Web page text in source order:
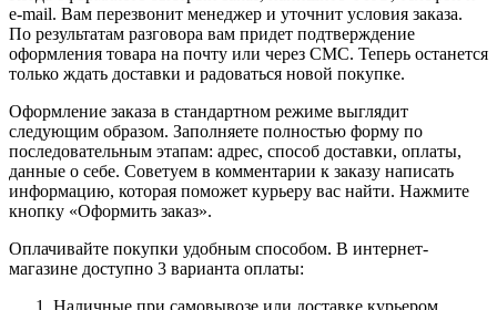
e-mail. Вам перезвонит менеджер и уточнит условия заказа.
По результатам разговора вам придет подтверждение
оформления товара на почту или через СМС. Теперь останется
только ждать доставки и радоваться новой покупке.
Оформление заказа в стандартном режиме выглядит
следующим образом. Заполняете полностью форму по
последовательным этапам: адрес, способ доставки, оплаты,
данные о себе. Советуем в комментарии к заказу написать
информацию, которая поможет курьеру вас найти. Нажмите
кнопку «Оформить заказ».
Оплачивайте покупки удобным способом. В интернет-
магазине доступно 3 варианта оплаты:
Наличные при самовывозе или доставке курьером.